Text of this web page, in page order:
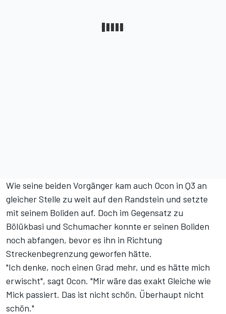
Wie seine beiden Vorgänger kam auch Ocon in Q3 an
gleicher Stelle zu weit auf den Randstein und setzte
mit seinem Boliden auf. Doch im Gegensatz zu
Bölükbasi und Schumacher konnte er seinen Boliden
noch abfangen, bevor es ihn in Richtung
Streckenbegrenzung geworfen hätte.
"Ich denke, noch einen Grad mehr, und es hätte mich
erwischt", sagt Ocon. "Mir wäre das exakt Gleiche wie
Mick passiert. Das ist nicht schön. Überhaupt nicht
schön."